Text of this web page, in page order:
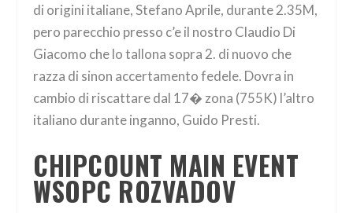
di origini italiane, Stefano Aprile, durante 2.35M,
pero parecchio presso c’e il nostro Claudio Di
Giacomo che lo tallona sopra 2. di nuovo che
razza di sinon accertamento fedele. Dovra in
cambio di riscattare dal 17� zona (755K) l’altro
italiano durante inganno, Guido Presti.
CHIPCOUNT MAIN EVENT
WSOPC ROZVADOV